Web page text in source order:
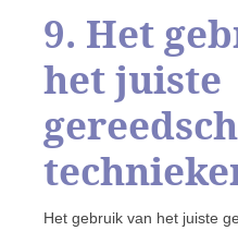
9. Het
het juiste
Het gebruik van het juiste